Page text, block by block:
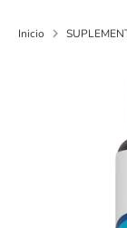
tienda
Inicio